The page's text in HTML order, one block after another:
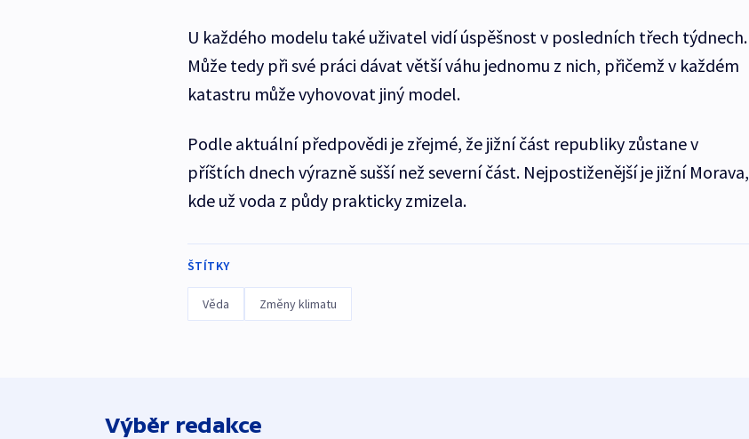
U každého modelu také uživatel vidí úspěšnost v posledních třech týdnech.
Může tedy při své práci dávat větší váhu jednomu z nich, přičemž v každém
katastru může vyhovovat jiný model.
Podle aktuální předpovědi je zřejmé, že jižní část republiky zůstane v
příštích dnech výrazně sušší než severní část. Nejpostiženější je jižní Morava,
kde už voda z půdy prakticky zmizela.
ŠTÍTKY
Věda Změny klimatu
Výběr redakce